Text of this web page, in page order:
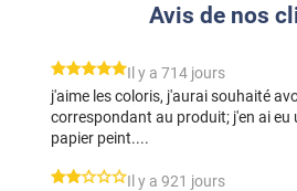
Avis de nos
*****
Il y a 714 jours
j'aime les coloris, j'aurai souhaité
correspondant au produit; j'en ai eu
papier peint....
*****
Il y a 921 jours